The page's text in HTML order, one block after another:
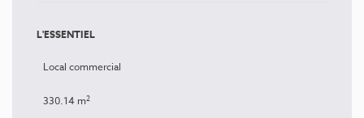
L'ESSENTIEL
Local commercial
330.14 m2